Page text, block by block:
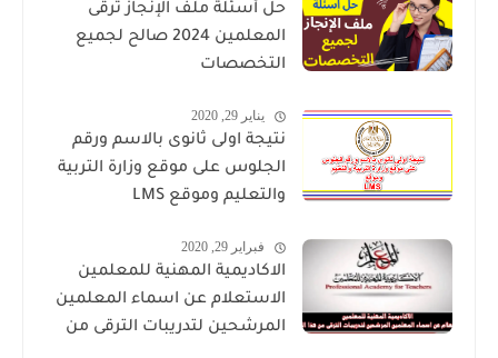
حل أسئلة ملف الإنجاز ترقى
المعلمين 2024 صالح لجميع
التخصصات
يناير 29, 2020
نتيجة اولى ثانوى بالاسم ورقم
الجلوس على موقع وزارة التربية
والتعليم وموقع LMS
فبراير 29, 2020
الاكاديمية المهنية للمعلمين
الاستعلام عن اسماء المعلمين
المرشحين لتدريبات الترقى من